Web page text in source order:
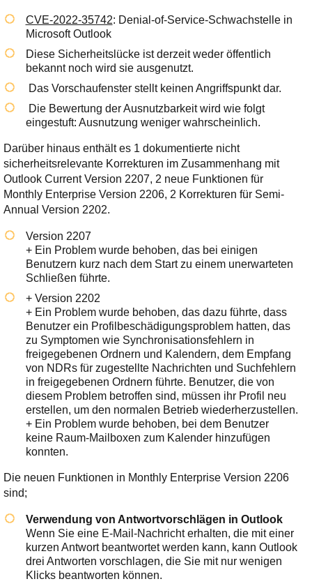
CVE-2022-35742: Denial-of-Service-Schwachstelle in
Microsoft Outlook
Diese Sicherheitslücke ist derzeit weder öffentlich
bekannt noch wird sie ausgenutzt.
Das Vorschaufenster stellt keinen Angriffspunkt dar.
Die Bewertung der Ausnutzbarkeit wird wie folgt
eingestuft: Ausnutzung weniger wahrscheinlich.
Darüber hinaus enthält es 1 dokumentierte nicht
sicherheitsrelevante Korrekturen im Zusammenhang mit
Outlook Current Version 2207, 2 neue Funktionen für
Monthly Enterprise Version 2206, 2 Korrekturen für Semi-
Annual Version 2202.
Version 2207
+ Ein Problem wurde behoben, das bei einigen
Benutzern kurz nach dem Start zu einem unerwarteten
Schließen führte.
+ Version 2202
+ Ein Problem wurde behoben, das dazu führte, dass
Benutzer ein Profilbeschädigungsproblem hatten, das
zu Symptomen wie Synchronisationsfehlern in
freigegebenen Ordnern und Kalendern, dem Empfang
von NDRs für zugestellte Nachrichten und Suchfehlern
in freigegebenen Ordnern führte. Benutzer, die von
diesem Problem betroffen sind, müssen ihr Profil neu
erstellen, um den normalen Betrieb wiederherzustellen.
+ Ein Problem wurde behoben, bei dem Benutzer
keine Raum-Mailboxen zum Kalender hinzufügen
konnten.
Die neuen Funktionen in Monthly Enterprise Version 2206
sind;
Verwendung von Antwortvorschlägen in Outlook
Wenn Sie eine E-Mail-Nachricht erhalten, die mit einer
kurzen Antwort beantwortet werden kann, kann Outlook
drei Antworten vorschlagen, die Sie mit nur wenigen
Klicks beantworten können.
E-Mail
E-Mail bestätigen